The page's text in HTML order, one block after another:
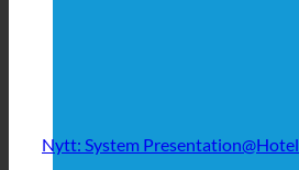
Nytt: System Presentation@Hotel